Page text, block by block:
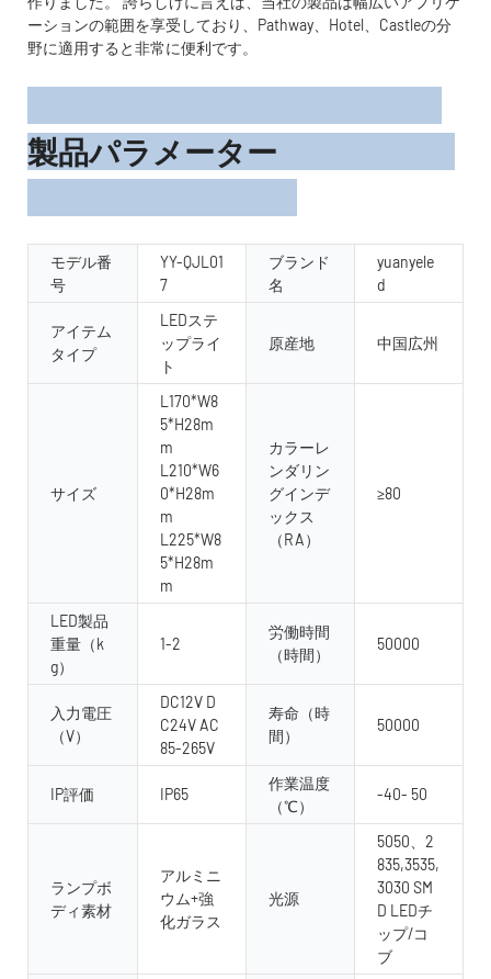
ーションの範囲を享受しており、Pathway、Hotel、Castleの分
野に適用すると非常に便利です。
製品パラメーター
モデル番
号
YY-QJL01
7
ブランド
名
yuanyele
d
アイテム
タイプ
LEDステ
ップライ
ト
原産地 中国広州
サイズ
L170*W8
5*H28m
m
L210*W6
0*H28m
m
L225*W8
5*H28m
m
カラーレ
ンダリン
グインデ
ックス
（RA）
≥80
LED製品
重量（k
g）
1-2
労働時間
（時間）
50000
入力電圧
（V）
DC12V D
C24V AC
85-265V
寿命（時
間）
50000
IP評価 IP65
作業温度
（℃）
-40- 50
ランプボ
ディ素材
アルミニ
ウム+強
化ガラス
光源
5050、2
835,3535,
3030 SM
D LEDチ
ップ/コ
ブ